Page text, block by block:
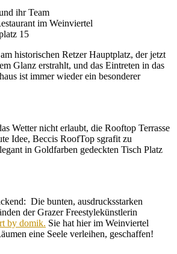
ihr Team
im Weinviertel
15
historischen Retzer Hauptplatz, der jetzt
Glanz erstrahlt, und das Eintreten in das
ist immer wieder ein besonderer
Wetter nicht erlaubt, die Rooftop Terrasse
Idee, Beccis RoofTop sgrafit zu
in Goldfarben gedeckten Tisch Platz
Die bunten, ausdrucksstarken
der Grazer Freestylekünstlerin
by domik. Sie hat hier im Weinviertel
eine Seele verleihen, geschaffen!